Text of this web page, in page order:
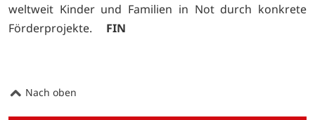
weltweit Kinder und Familien in Not durch konkrete
Förderprojekte. FIN
Nach oben